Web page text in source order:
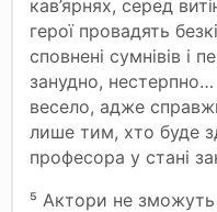
кав’ярнях, серед
герої провадять
сповнені сумнівів і
занудно,
весело, адже
лише тим, хто буде
професора у стані
⁵ Актори не